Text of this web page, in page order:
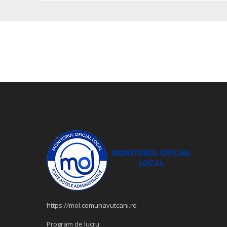
https://mol.comunavutcani.ro
Program de lucru: